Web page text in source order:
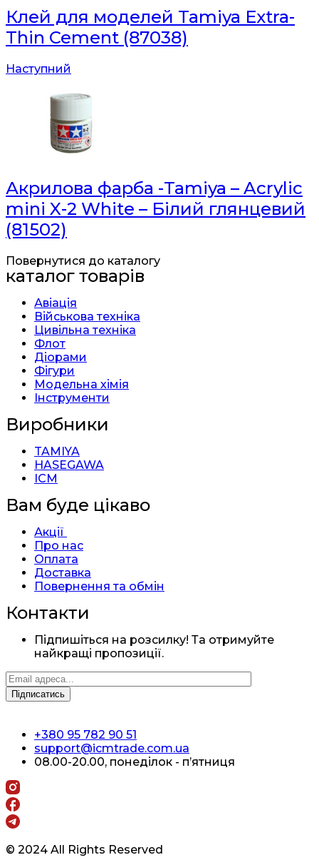
Клей для моделей Tamiya Extra-
Thin Cement (87038)
Наступний
Акрилова фарба -Tamiya – Acrylic
mini X-2 White – Білий глянцевий
(81502)
Повернутися до каталогу
каталог товарів
Авіація
Військова техніка
Цивільна техніка
Флот
Діорами
Фігури
Модельна хімія
Інструменти
Виробники
TAMIYA
HASEGAWA
ICM
Вам буде цікаво
Акції
Про нас
Оплата
Доставка
Повернення та обмін
Контакти
Підпишіться на розсилку! Та отримуйте
найкращі пропозиції.
+380 95 782 90 51
support@icmtrade.com.ua
08.00-20.00, понеділок - п’ятниця
© 2024 All Rights Reserved